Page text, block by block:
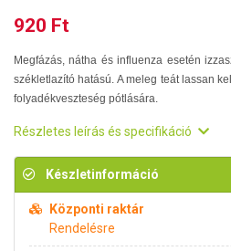
920 Ft
Megfázás, nátha és influenza esetén
székletlazító hatású. A meleg teát lassan
folyadékveszteség pótlására.
Részletes leírás és specifikáció
Készletinformáció
Központi raktár
Rendelésre